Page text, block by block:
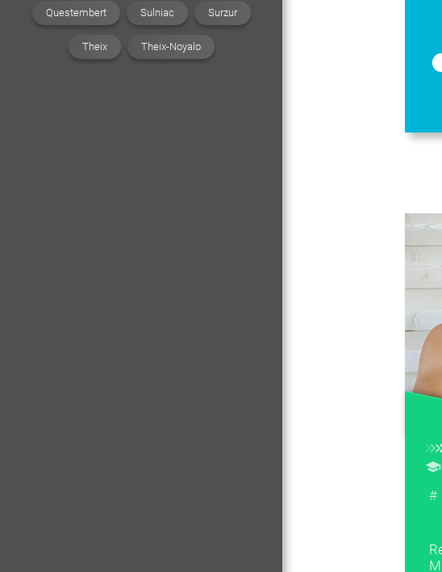
Questembert Sulniac Surzur
Theix Theix-Noyalo
#